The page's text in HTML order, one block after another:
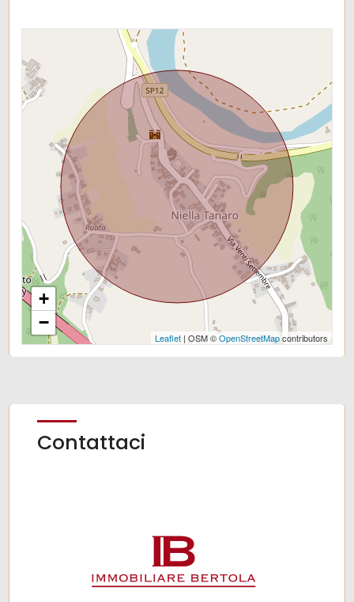
+
−
Leaflet| OSM ©OpenStreetMapcontributors
Contattaci